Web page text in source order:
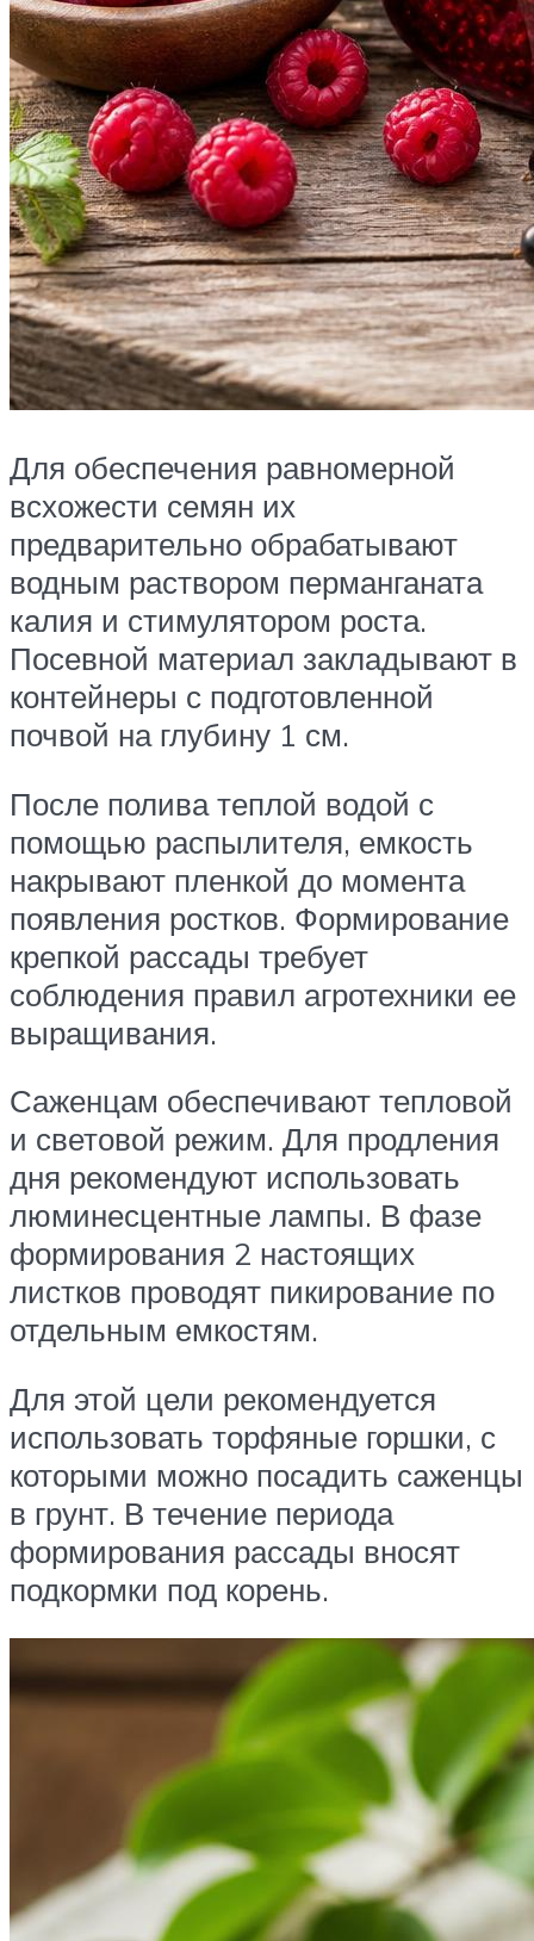
Для обеспечения равномерной
всхожести семян их
предварительно обрабатывают
водным раствором перманганата
калия и стимулятором роста.
Посевной материал закладывают в
контейнеры с подготовленной
почвой на глубину 1 см.
После полива теплой водой с
помощью распылителя, емкость
накрывают пленкой до момента
появления ростков. Формирование
крепкой рассады требует
соблюдения правил агротехники ее
выращивания.
Саженцам обеспечивают тепловой
и световой режим. Для продления
дня рекомендуют использовать
люминесцентные лампы. В фазе
формирования 2 настоящих
листков проводят пикирование по
отдельным емкостям.
Для этой цели рекомендуется
использовать торфяные горшки, с
которыми можно посадить саженцы
в грунт. В течение периода
формирования рассады вносят
подкормки под корень.